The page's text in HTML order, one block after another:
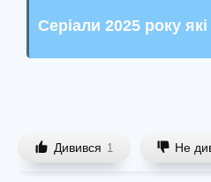
Серіали 2025 року
Дивився 1 Не